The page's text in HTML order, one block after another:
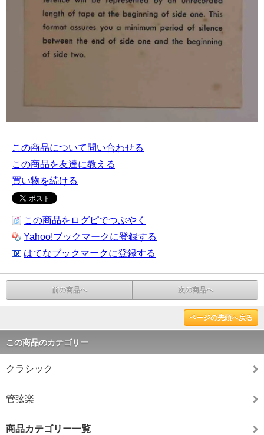
この商品について問い合わせる
この商品を友達に教える
買い物を続ける
この商品をログピでつぶやく
Yahoo!ブックマークに登録する
はてなブックマークに登録する
前の商品へ 次の商品へ
ページの先頭へ戻る
この商品のカテゴリー
クラシック
管弦楽
商品カテゴリー一覧